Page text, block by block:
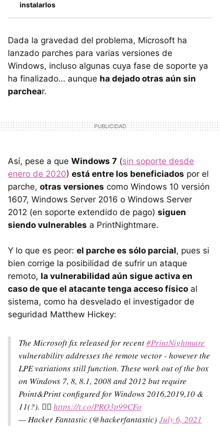
instalarlos
Dada la gravedad del problema, Microsoft ha
lanzado parches para varias versiones de
Windows, incluso algunas cuya fase de soporte ya
ha finalizado… aunque ha dejado otras aún sin
parchear.
Así, pese a que Windows 7 (sin soporte desde
enero de 2020) está entre los beneficiados por el
parche, otras versiones como Windows 10 versión
1607, Windows Server 2016 o Windows Server
2012 (en soporte extendido de pago) siguen
siendo vulnerables a PrintNightmare.
Y lo que es peor: el parche es sólo parcial, pues si
bien corrige la posibilidad de sufrir un ataque
remoto, la vulnerabilidad aún sigue activa en
caso de que el atacante tenga acceso físico al
sistema, como ha desvelado el investigador de
seguridad Matthew Hickey:
The Microsoft fix released for recent#PrintNightmare
vulnerability addresses the remote vector - however the
LPE variations still function. These work out of the box
on Windows 7, 8, 8.1, 2008 and 2012 but require
Point&Print configured for Windows 2016,2019,10 &
11(?). 🤦‍♂️ https://t.co/PRO3p99CFo
— Hacker Fantastic (@hackerfantastic) July 6, 2021